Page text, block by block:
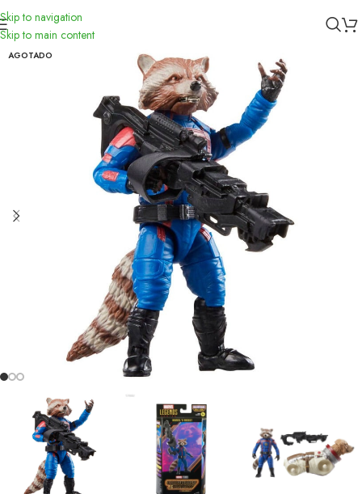
Skip to navigation
Skip to main content
Inicio Figuras Marvel
AGOTADO